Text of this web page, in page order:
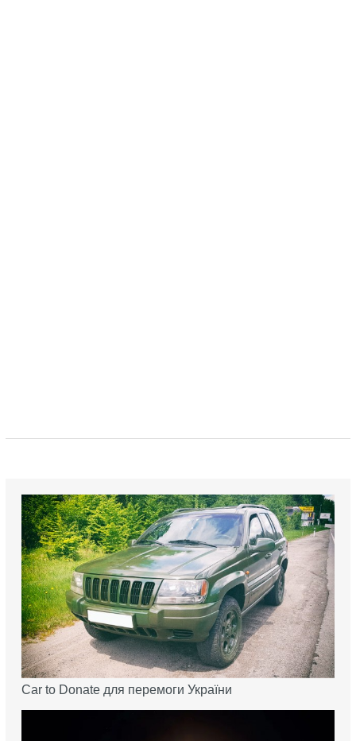
Car to Donate для перемоги України